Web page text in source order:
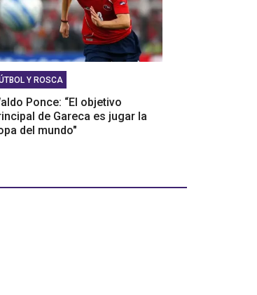
Y ROSCA
Ponce: “El objetivo
de Gareca es jugar la
del mundo"